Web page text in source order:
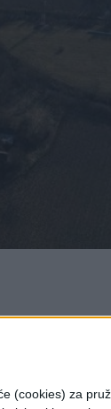
(cookies) za
kasnije,